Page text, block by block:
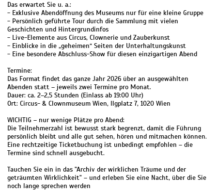
Das erwartet Sie u. a.:
- Exklusive Abendöffnung des Museums nur für eine kleine Gruppe
- Persönlich geführte Tour durch die Sammlung mit vielen
Geschichten und Hintergrundinfos
- Live-Elemente aus Circus, Clownerie und Zauberkunst
- Einblicke in die „geheimen“ Seiten der Unterhaltungskunst
- Eine besondere Abschluss-Show für diesen einzigartigen Abend
Termine:
Das Format findet das ganze Jahr 2026 über an ausgewählten
Abenden statt – jeweils zwei Termine pro Monat.
Dauer: ca. 2–2,5 Stunden (Einlass ab 19:00 Uhr)
Ort: Circus- & Clownmuseum Wien, Ilgplatz 7, 1020 Wien
WICHTIG – nur wenige Plätze pro Abend:
Die Teilnehmerzahl ist bewusst stark begrenzt, damit die Führung
persönlich bleibt und alle gut sehen, hören und mitmachen können.
Eine rechtzeitige Ticketbuchung ist unbedingt empfohlen – die
Termine sind schnell ausgebucht.
Tauchen Sie ein in das "Archiv der wirklichen Träume und der
geträumten Wirklichkeit" – und erleben Sie eine Nacht, über die Sie
noch lange sprechen werden